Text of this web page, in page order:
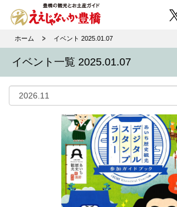
ホーム イベント 2025.01.07
イベント一覧 2025.01.07